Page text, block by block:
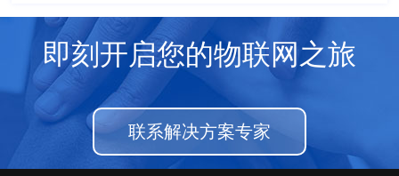
即刻开启您的物联网之旅
联系解决方案专家